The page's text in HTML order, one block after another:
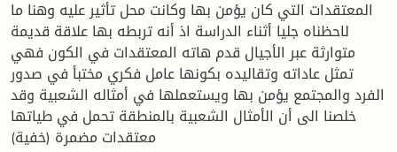
المعتقدات التي كان يؤمن بها وكانت محل تأثير عليه وهنا ما
لاحظناه جليا أثناء الدراسة اذ أنه تربطه بها علاقة قديمة
متوارثة عبر الأجيال قدم هاته المعتقدات في الكون فهي
تمثل عاداته وتقاليده بكونها عامل فكري مختبأ في صدور
الفرد والمجتمع يؤمن بها ويستعملها في أمثاله الشعبية وقد
خلصنا الى أن الأمثال الشعبية بالمنطقة تحمل في طياتها
معتقدات مضمرة (خفية)